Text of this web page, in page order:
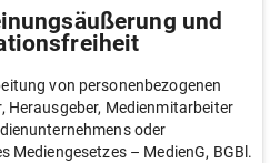
und
von personenbezogenen
Herausgeber, Medienmitarbeiter
oder
Mediengesetzes – MedienG, BGBl.